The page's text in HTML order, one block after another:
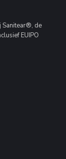
Sanitear®, de
EUIPO